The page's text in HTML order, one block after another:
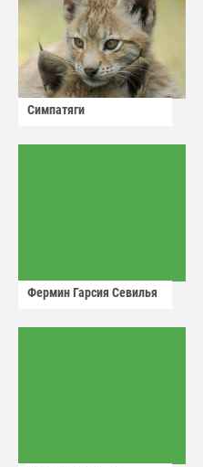
Симпатяги
Фермин Гарсия Севилья